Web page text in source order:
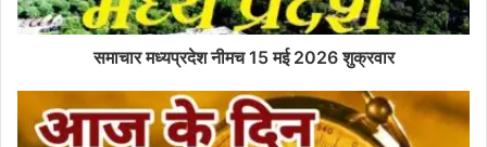
समाचार मध्यप्रदेश नीमच 15 मई 2026 शुक्रवार